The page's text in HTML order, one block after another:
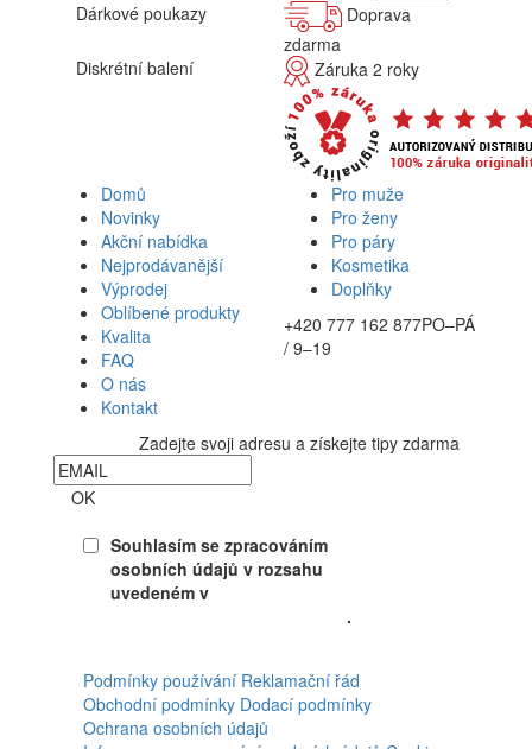
Dárkové poukazy
Doprava
zdarma
Diskrétní balení
Záruka 2 roky
Domů
Novinky
Akční nabídka
Nejprodávanější
Výprodej
Oblíbené produkty
Kvalita
FAQ
O nás
Kontakt
Pro muže
Pro ženy
Pro páry
Kosmetika
Doplňky
+420 777 162 877PO–PÁ
/ 9–19
Zadejte svoji adresu a získejte tipy zdarma
OK
Souhlasím se zpracováním
osobních údajů v rozsahu
uvedeném v
.
Podmínky používání Reklamační řád
Obchodní podmínky Dodací podmínky
Ochrana osobních údajů